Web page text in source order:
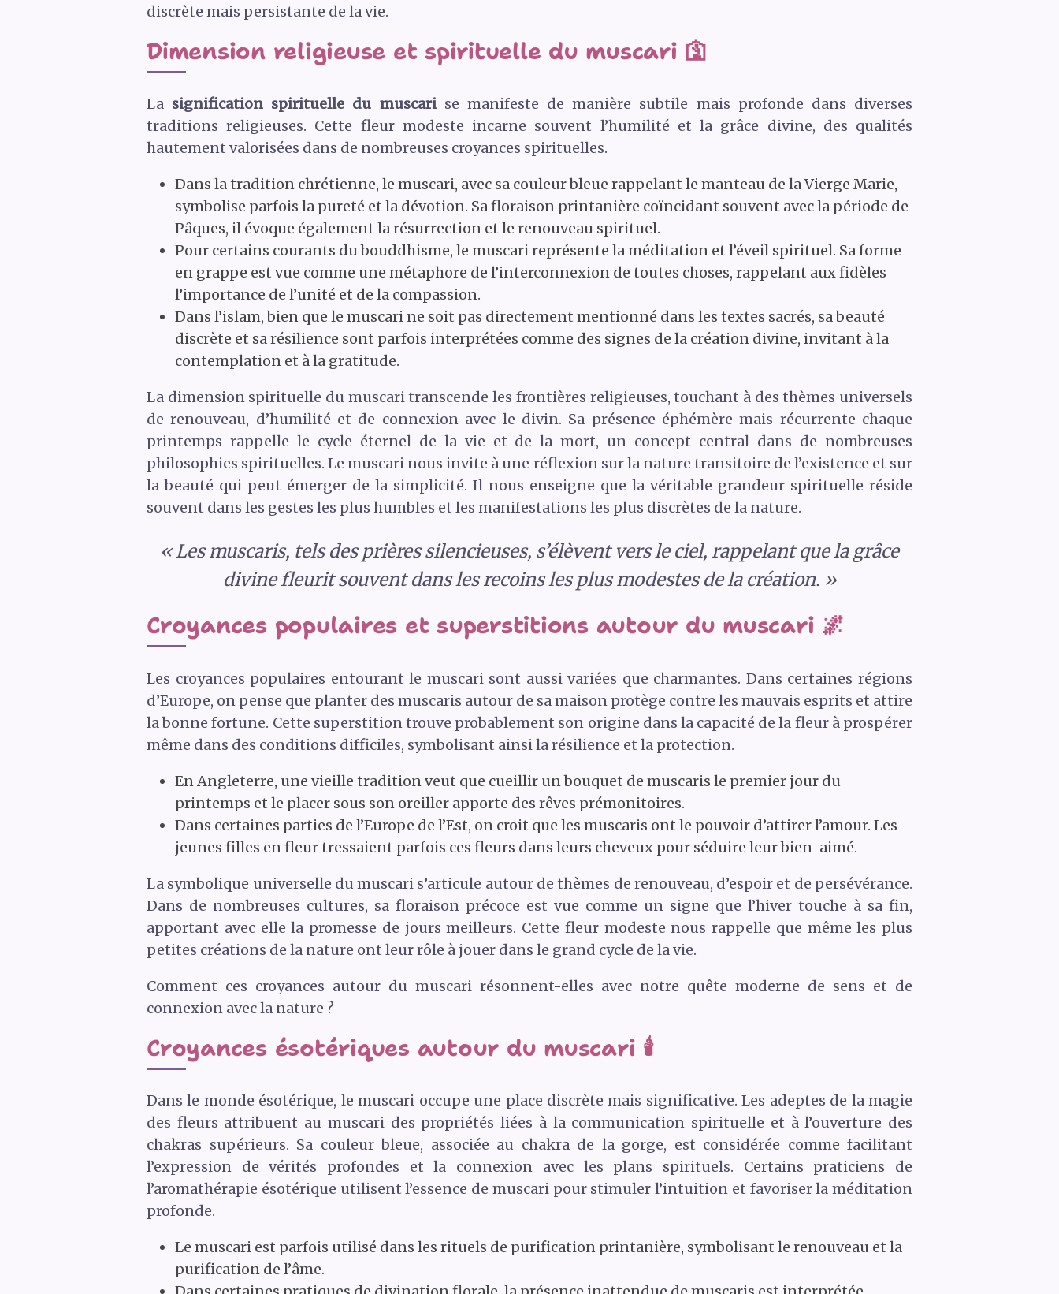
discrète mais persistante de la vie.
Dimension religieuse et spirituelle du muscari 🛐
La signification spirituelle du muscarise manifeste de manière subtile mais profonde dans diverses
traditions religieuses. Cette fleur modeste incarne souvent l’humilité et la grâce divine, des qualités
hautement valorisées dans de nombreuses croyances spirituelles.
Dans la tradition chrétienne, le muscari, avec sa couleur bleue rappelant le manteau de la Vierge Marie,
symbolise parfois la pureté et la dévotion. Sa floraison printanière coïncidant souvent avec la période de
Pâques, il évoque également la résurrection et le renouveau spirituel.
Pour certains courants du bouddhisme, le muscari représente la méditation et l’éveil spirituel. Sa forme
en grappe est vue comme une métaphore de l’interconnexion de toutes choses, rappelant aux fidèles
l’importance de l’unité et de la compassion.
Dans l’islam, bien que le muscari ne soit pas directement mentionné dans les textes sacrés, sa beauté
discrète et sa résilience sont parfois interprétées comme des signes de la création divine, invitant à la
contemplation et à la gratitude.
La dimension spirituelle du muscari transcende les frontières religieuses, touchant à des thèmes universels
de renouveau, d’humilité et de connexion avec le divin. Sa présence éphémère mais récurrente chaque
printemps rappelle le cycle éternel de la vie et de la mort, un concept central dans de nombreuses
philosophies spirituelles. Le muscari nous invite à une réflexion sur la nature transitoire de l’existence et sur
la beauté qui peut émerger de la simplicité. Il nous enseigne que la véritable grandeur spirituelle réside
souvent dans les gestes les plus humbles et les manifestations les plus discrètes de la nature.
« Les muscaris, tels des prières silencieuses, s’élèvent vers le ciel, rappelant que la grâce
divine fleurit souvent dans les recoins les plus modestes de la création. »
Croyances populaires et superstitions autour du muscari 🌌
Les croyances populaires entourant le muscari sont aussi variées que charmantes. Dans certaines régions
d’Europe, on pense que planter des muscaris autour de sa maison protège contre les mauvais esprits et attire
la bonne fortune. Cette superstition trouve probablement son origine dans la capacité de la fleur à prospérer
même dans des conditions difficiles, symbolisant ainsi la résilience et la protection.
En Angleterre, une vieille tradition veut que cueillir un bouquet de muscaris le premier jour du
printemps et le placer sous son oreiller apporte des rêves prémonitoires.
Dans certaines parties de l’Europe de l’Est, on croit que les muscaris ont le pouvoir d’attirer l’amour. Les
jeunes filles en fleur tressaient parfois ces fleurs dans leurs cheveux pour séduire leur bien-aimé.
La symbolique universelle du muscari s’articule autour de thèmes de renouveau, d’espoir et de persévérance.
Dans de nombreuses cultures, sa floraison précoce est vue comme un signe que l’hiver touche à sa fin,
apportant avec elle la promesse de jours meilleurs. Cette fleur modeste nous rappelle que même les plus
petites créations de la nature ont leur rôle à jouer dans le grand cycle de la vie.
Comment ces croyances autour du muscari résonnent-elles avec notre quête moderne de sens et de
connexion avec la nature ?
Croyances ésotériques autour du muscari 🕯️
Dans le monde ésotérique, le muscari occupe une place discrète mais significative. Les adeptes de la magie
des fleurs attribuent au muscari des propriétés liées à la communication spirituelle et à l’ouverture des
chakras supérieurs. Sa couleur bleue, associée au chakra de la gorge, est considérée comme facilitant
l’expression de vérités profondes et la connexion avec les plans spirituels. Certains praticiens de
l’aromathérapie ésotérique utilisent l’essence de muscari pour stimuler l’intuition et favoriser la méditation
profonde.
Le muscari est parfois utilisé dans les rituels de purification printanière, symbolisant le renouveau et la
purification de l’âme.